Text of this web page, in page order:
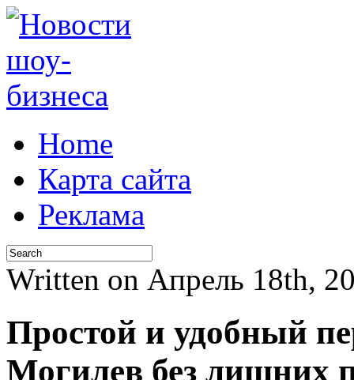
Home
Карта сайта
Реклама
Written on Апрель 18th,
Простой и удобный
Могилев без лишних